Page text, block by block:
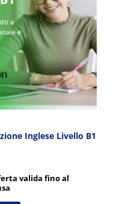
Inglese Livello B1
valida fino al